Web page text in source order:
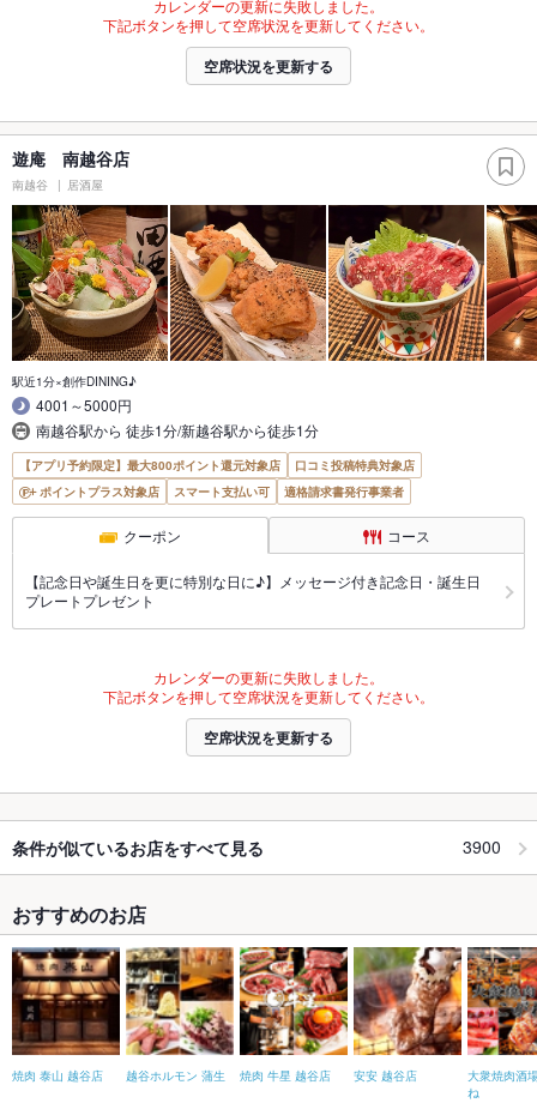
カレンダーの更新に失敗しました。
下記ボタンを押して空席状況を更新してください。
空席状況を更新する
遊庵 南越谷店
南越谷 居酒屋
駅近1分×創作DINING♪
4001～5000円
南越谷駅から 徒歩1分/新越谷駅から徒歩1分
【アプリ予約限定】最大800ポイント還元対象店
口コミ投稿特典対象店
ポイントプラス対象店
スマート支払い可 適格請求書発行事業者
クーポン コース
【記念日や誕生日を更に特別な日に♪】メッセージ付き記念日・誕生日
プレートプレゼント
カレンダーの更新に失敗しました。
下記ボタンを押して空席状況を更新してください。
空席状況を更新する
条件が似ているお店をすべて見る 3900
おすすめのお店
焼肉 泰山 越谷店 越谷ホルモン 蒲生 焼肉 牛星 越谷店 安安 越谷店
大衆焼肉酒
ね